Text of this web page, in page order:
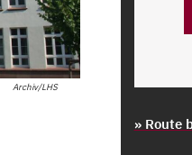
Archiv/LHS
» Route